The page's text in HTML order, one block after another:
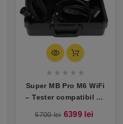
    
Super MB Pro M6 WiFi
– Tester compatibil cu
6700 lei 6399 lei